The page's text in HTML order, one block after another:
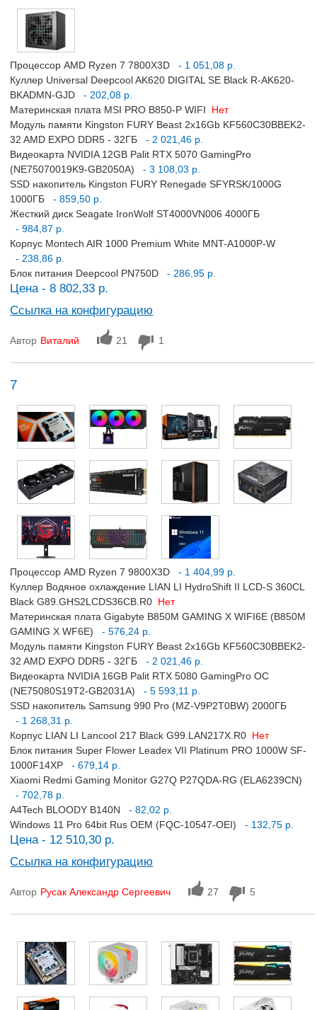
Процессор AMD Ryzen 7 7800X3D
- 1 051,08 р.
Куллер Universal Deepcool AK620 DIGITAL SE Black R-AK620-
BKADMN-GJD
- 202,08 р.
Материнская плата MSI PRO B850-P WIFI
Нет
Модуль памяти Kingston FURY Beast 2x16Gb KF560C30BBEK2-
32 AMD EXPO DDR5 - 32ГБ
- 2 021,46 р.
Видеокарта NVIDIA 12GB Palit RTX 5070 GamingPro
(NE75070019K9-GB2050A)
- 3 108,03 р.
SSD накопитель Kingston FURY Renegade SFYRSK/1000G
1000ГБ
- 859,50 р.
Жесткий диск Seagate IronWolf ST4000VN006 4000ГБ
- 984,87 р.
Корпус Montech AIR 1000 Premium White MNT-A1000P-W
- 238,86 р.
Блок питания Deepcool PN750D
- 286,95 р.
Цена - 8 802,33 р.
Ссылка на конфигурацию
Автор Виталий 21 1
7
Процессор AMD Ryzen 7 9800X3D
- 1 404,99 р.
Куллер Водяное охлаждение LIAN LI HydroShift II LCD-S 360CL
Black G89.GHS2LCDS36CB.R0 Нет
Материнская плата Gigabyte B850M GAMING X WIFI6E (B850M
GAMING X WF6E)
- 576,24 р.
Модуль памяти Kingston FURY Beast 2x16Gb KF560C30BBEK2-
32 AMD EXPO DDR5 - 32ГБ
- 2 021,46 р.
Видеокарта NVIDIA 16GB Palit RTX 5080 GamingPro OC
(NE75080S19T2-GB2031A)
- 5 593,11 р.
SSD накопитель Samsung 990 Pro (MZ-V9P2T0BW) 2000ГБ
- 1 268,31 р.
Корпус LIAN LI Lancool 217 Black G99.LAN217X.R0 Нет
Блок питания Super Flower Leadex VII Platinum PRO 1000W SF-
1000F14XP
- 679,14 р.
Xiaomi Redmi Gaming Monitor G27Q P27QDA-RG (ELA6239CN)
- 702,78 р.
A4Tech BLOODY B140N
- 82,02 р.
Windows 11 Pro 64bit Rus OEM (FQC-10547-OEI)
- 132,75 р.
Цена - 12 510,30 р.
Ссылка на конфигурацию
Автор Русак Александр Сергеевич 27 5